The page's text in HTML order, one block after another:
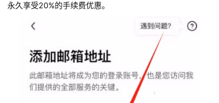
永久享受20%的手续费优惠。